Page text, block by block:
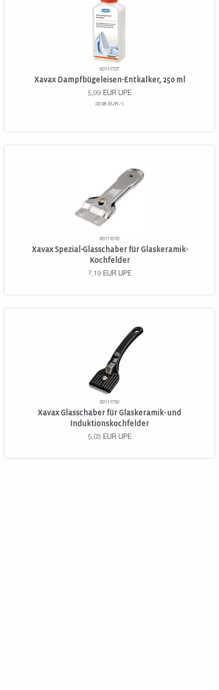
00111727
Xavax Dampfbügeleisen-Entkalker, 250 ml
5,99 EUR UPE
23,96 EUR / l
00111010
Xavax Spezial-Glasschaber für Glaskeramik-
Kochfelder
7,19 EUR UPE
00111750
Xavax Glasschaber für Glaskeramik- und
Induktionskochfelder
5,03 EUR UPE